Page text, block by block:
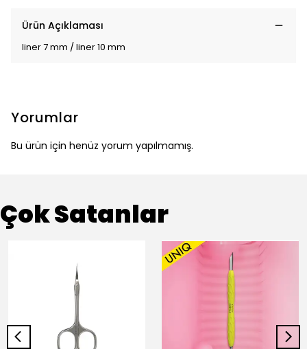
Ürün Açıklaması
liner 7 mm / liner 10 mm
Yorumlar
Bu ürün için henüz yorum yapılmamış.
Çok Satanlar